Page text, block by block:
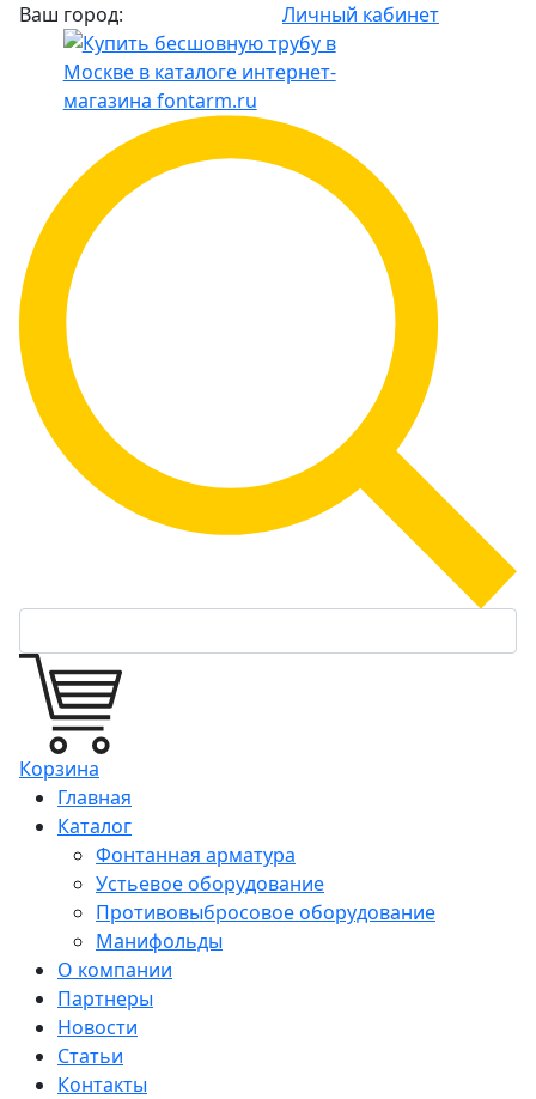
Ваш город: Личный кабинет
Корзина
Главная
Каталог
Фонтанная арматура
Устьевое оборудование
Противовыбросовое оборудование
Манифольды
О компании
Партнеры
Новости
Статьи
Контакты